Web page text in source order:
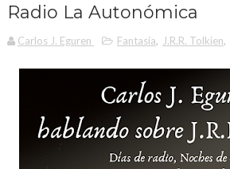
Radio La Autonómica
Carlos J. Eguren Fantasía, J.R.R. Tolkien,